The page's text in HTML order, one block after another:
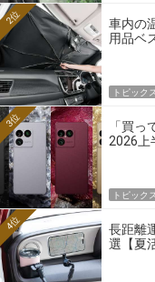
車内の
用品ベ
2位
トピックス
「買
2026上
3位
トピックス
長距離
選【夏
4位